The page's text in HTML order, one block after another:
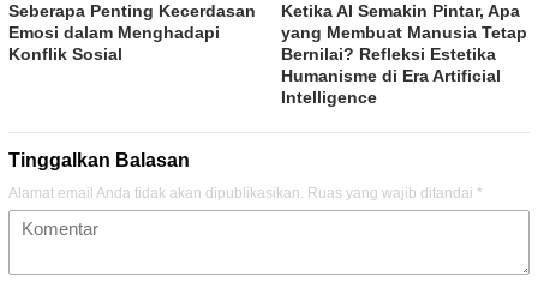
Seberapa Penting Kecerdasan
Emosi dalam Menghadapi
Konflik Sosial
Ketika AI Semakin Pintar, Apa
yang Membuat Manusia Tetap
Bernilai? Refleksi Estetika
Humanisme di Era Artificial
Intelligence
Tinggalkan Balasan
Alamat email Anda tidak akan dipublikasikan. Ruas yang wajib ditandai *